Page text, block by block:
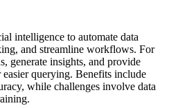
intelligence to automate data
and streamline workflows. For
generate insights, and provide
querying. Benefits include
while challenges involve data